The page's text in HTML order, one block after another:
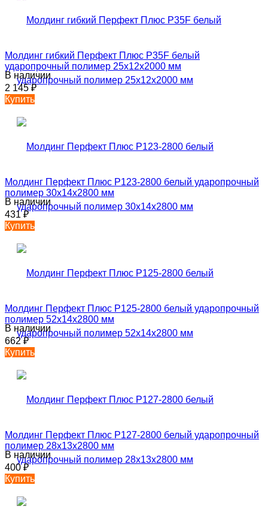
Молдинг гибкий Перфект Плюс P35F белый
ударопрочный полимер 25х12х2000 мм
В наличии
2 145₽
Купить
Молдинг Перфект Плюс P123-2800 белый ударопрочный
полимер 30х14х2800 мм
В наличии
431₽
Купить
Молдинг Перфект Плюс P125-2800 белый ударопрочный
полимер 52х14х2800 мм
В наличии
662₽
Купить
Молдинг Перфект Плюс P127-2800 белый ударопрочный
полимер 28х13х2800 мм
В наличии
400₽
Купить